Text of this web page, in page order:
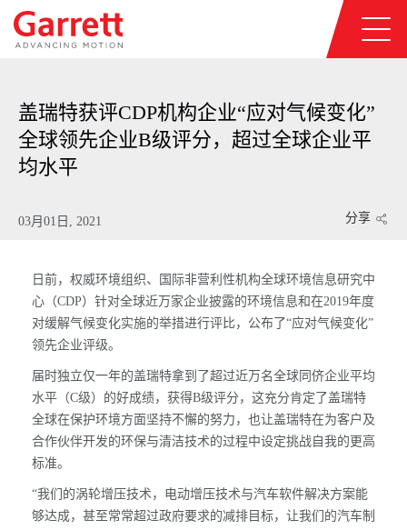
盖瑞特获评CDP机构企业“应对气候变化”
全球领先企业B级评分，超过全球企业平
均水平
03月01日, 2021 分享
日前，权威环境组织、国际非营利性机构全球环境信息研究中
心（CDP）针对全球近万家企业披露的环境信息和在2019年度
对缓解气候变化实施的举措进行评比，公布了“应对气候变化”
领先企业评级。
届时独立仅一年的盖瑞特拿到了超过近万名全球同侪企业平均
水平（C级）的好成绩，获得B级评分，这充分肯定了盖瑞特
全球在保护环境方面坚持不懈的努力，也让盖瑞特在为客户及
合作伙伴开发的环保与清洁技术的过程中设定挑战自我的更高
标准。
“我们的涡轮增压技术，电动增压技术与汽车软件解决方案能
够达成，甚至常常超过政府要求的减排目标，让我们的汽车制